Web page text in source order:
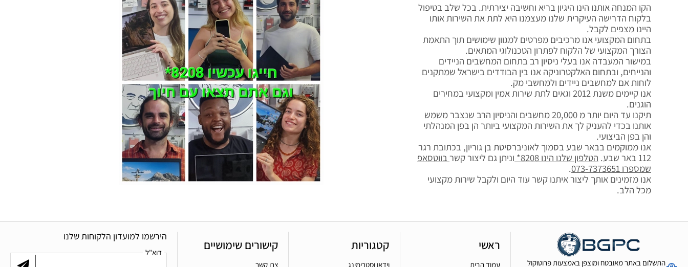
הקו המנחה אותנו הינו היגיון בריא וחשיבה יצירתית. בכל שלב בטיפול
בלקוח הדרישה העיקרית שלנו מעצמנו היא לתת את השירות אותו
היינו מצפים לקבל.
בתחום המקצועי אנו מרכיבים מפרטים למגוון שימושים תוך התאמת
הצורך המקצועי של הלקוח לפתרון הטכנולוגי המתאים.
במישור המעבדה אנו בעלי ניסיון רב בתחום המחשבים הניידים
והנייחים, ובתחום האלקטרוניקה אנו בין הבודדים בישראל שמתקנים
לוחות אם למחשבים ניידים ולמחשבי מק.
אנו קיימים משנת 2012 וגאים לתת שירות אמין ומקצועי במחירים
הוגנים.
תיקנו עד היום יותר מ 20,000 מחשבים והניסיון הרב שנצבר משמש
אותנו בכדי להעניק לך את השירות המקצועי ביותר הן בפן המנהלתי
והן בפן הביצועי.
אנו ממוקמים בבאר שבע בסמוך לאוניברסיטת בן גוריון, בכתובת רגר
112 באר שבע.
הטלפון שלנו הינו 8208* וניתן גם ליצור קשר בווטסאפ
שמספרו 073-7373651
.
אנו מזמינים אותך ליצור איתנו קשר עוד היום ולקבל שירות מקצועי
מכל הלב.
התשלום באתר מאובטח ומוצפן באמצעות פרוטוקול
ראשי
עמוד הבית
קטגוריות
וידאו וסטרימינג
קישורים שימושיים
צרו קשר
הירשמו למועדון הלקוחות שלנו
דוא"ל